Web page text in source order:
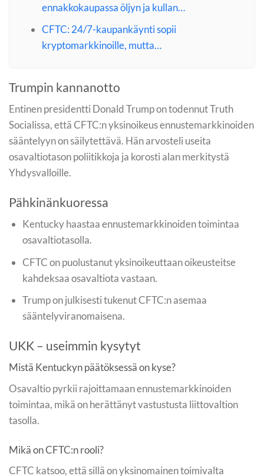
ennakkokaupassa öljyn ja kullan…
CFTC: 24/7-kaupankäynti sopii
kryptomarkkinoille, mutta…
Trumpin kannanotto
Entinen presidentti Donald Trump on todennut Truth
Socialissa, että CFTC:n yksinoikeus ennustemarkkinoiden
sääntelyyn on säilytettävä. Hän arvosteli useita
osavaltiotason poliitikkoja ja korosti alan merkitystä
Yhdysvalloille.
Pähkinänkuoressa
Kentucky haastaa ennustemarkkinoiden toimintaa
osavaltiotasolla.
CFTC on puolustanut yksinoikeuttaan oikeusteitse
kahdeksaa osavaltiota vastaan.
Trump on julkisesti tukenut CFTC:n asemaa
sääntelyviranomaisena.
UKK – useimmin kysytyt
Mistä Kentuckyn päätöksessä on kyse?
Osavaltio pyrkii rajoittamaan ennustemarkkinoiden
toimintaa, mikä on herättänyt vastustusta liittovaltion
tasolla.
Mikä on CFTC:n rooli?
CFTC katsoo, että sillä on yksinomainen toimivalta